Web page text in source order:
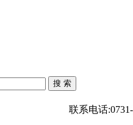
联系电话